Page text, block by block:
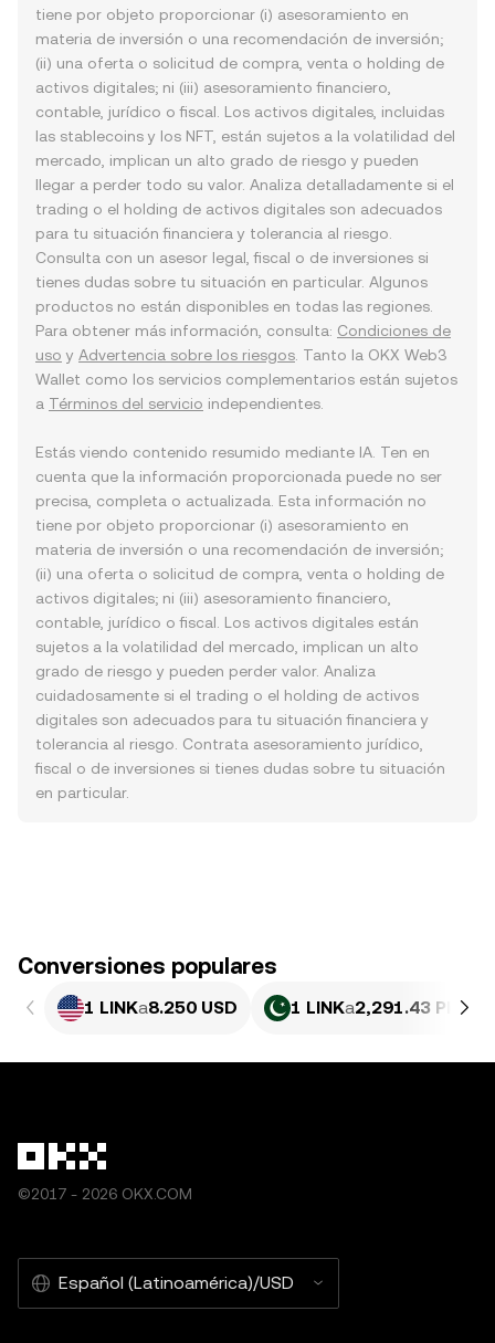
tiene por objeto proporcionar (i) asesoramiento en
materia de inversión o una recomendación de inversión;
(ii) una oferta o solicitud de compra, venta o holding de
activos digitales; ni (iii) asesoramiento financiero,
contable, jurídico o fiscal. Los activos digitales, incluidas
las stablecoins y los NFT, están sujetos a la volatilidad del
mercado, implican un alto grado de riesgo y pueden
llegar a perder todo su valor. Analiza detalladamente si el
trading o el holding de activos digitales son adecuados
para tu situación financiera y tolerancia al riesgo.
Consulta con un asesor legal, fiscal o de inversiones si
tienes dudas sobre tu situación en particular. Algunos
productos no están disponibles en todas las regiones.
Para obtener más información, consulta: Condiciones de
uso y Advertencia sobre los riesgos . Tanto la OKX Web3
Wallet como los servicios complementarios están sujetos
a Términos del servicio independientes.
Estás viendo contenido resumido mediante IA. Ten en
cuenta que la información proporcionada puede no ser
precisa, completa o actualizada. Esta información no
tiene por objeto proporcionar (i) asesoramiento en
materia de inversión o una recomendación de inversión;
(ii) una oferta o solicitud de compra, venta o holding de
activos digitales; ni (iii) asesoramiento financiero,
contable, jurídico o fiscal. Los activos digitales están
sujetos a la volatilidad del mercado, implican un alto
grado de riesgo y pueden perder valor. Analiza
cuidadosamente si el trading o el holding de activos
digitales son adecuados para tu situación financiera y
tolerancia al riesgo. Contrata asesoramiento jurídico,
fiscal o de inversiones si tienes dudas sobre tu situación
en particular.
Conversiones populares
1 LINKa8.250 USD 1 LINKa2,291.43 PKR
©2017 - 2026 OKX.COM
Español (Latinoamérica)/USD